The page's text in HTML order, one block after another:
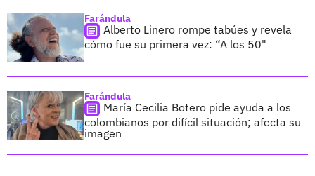
Farándula
Alberto Linero rompe tabúes y revela
cómo fue su primera vez: “A los 50"
Farándula
María Cecilia Botero pide ayuda a los
colombianos por difícil situación; afecta su
imagen